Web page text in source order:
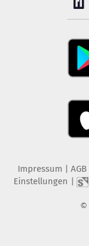
Impressum AGB
Einstellungen
©